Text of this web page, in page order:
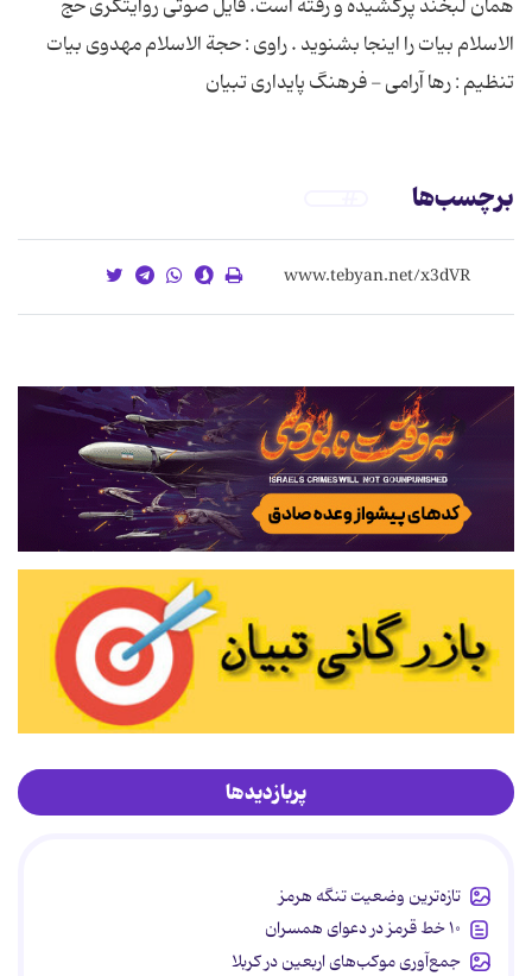
همان لبخند پرکشیده و رفته است. فایل صوتی روایتگری حج
الاسلام بیات را اینجا بشنوید . راوی : حجة الاسلام مهدوی بیات
تنظیم : رها آرامی - فرهنگ پایداری تبیان
برچسب‌ها
پربازدیدها
تازه‌ترین وضعیت تنگه هرمز
۱۰ خط قرمز در دعوای همسران
جمع‌آوری موکب‌های اربعین در کربلا